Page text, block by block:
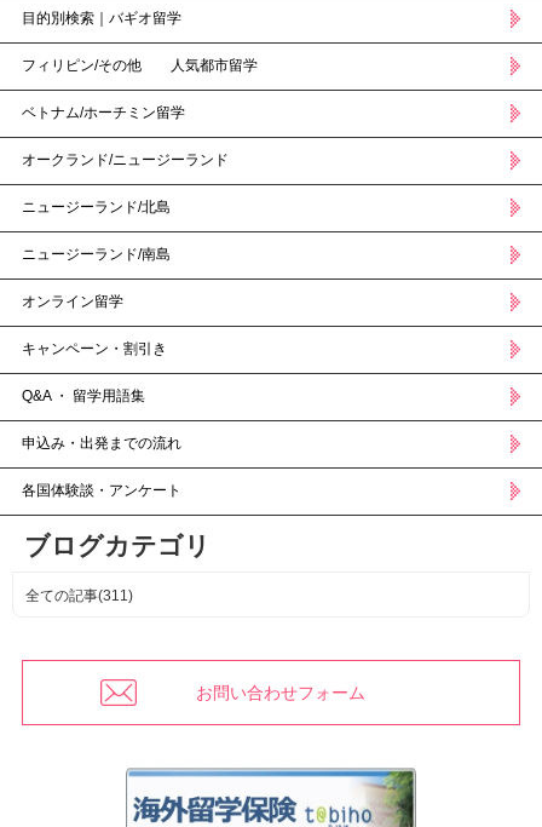
目的別検索｜バギオ留学
フィリピン/その他 人気都市留学
ベトナム/ホーチミン留学
オークランド/ニュージーランド
ニュージーランド/北島
ニュージーランド/南島
オンライン留学
キャンペーン・割引き
Q&A ・ 留学用語集
申込み・出発までの流れ
各国体験談・アンケート
ブログカテゴリ
全ての記事(311)
お問い合わせフォーム